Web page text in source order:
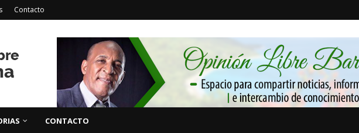
Contacto
CONTACTO